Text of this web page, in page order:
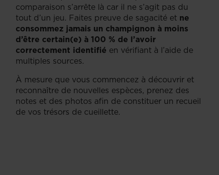
comparaison s’arrête là car il ne s’agit pas du
tout d’un jeu. Faites preuve de sagacité et ne
consommez jamais un champignon à moins
d’être certain(e) à 100 % de l’avoir
correctement identifié en vérifiant à l’aide de
multiples sources.
À mesure que vous commencez à découvrir et
reconnaître de nouvelles espèces, prenez des
notes et des photos afin de constituer un recueil
de vos trésors de cueillette.